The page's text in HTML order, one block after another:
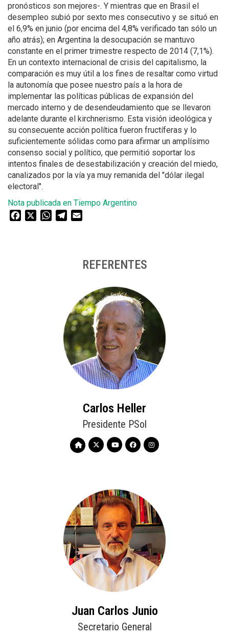
pronósticos son mejores-. Y mientras que en Brasil el
desempleo subió por sexto mes consecutivo y se situó en
el 6,9% en junio (por encima del 4,8% verificado tan sólo un
año atrás); en Argentina la desocupación se mantuvo
constante en el primer trimestre respecto de 2014 (7,1%).
En un contexto internacional de crisis del capitalismo, la
comparación es muy útil a los fines de resaltar como virtud
la autonomía que posee nuestro país a la hora de
implementar las políticas públicas de expansión del
mercado interno y de desendeudamiento que se llevaron
adelante durante el kirchnerismo. Esta visión ideológica y
su consecuente acción política fueron fructíferas y lo
suficientemente sólidas como para afirmar un amplísimo
consenso social y político, que permitió soportar los
intentos finales de desestabilización y creación del miedo,
canalizados por la vía ya muy remanida del "dólar ilegal
electoral".
Nota publicada en Tiempo Argentino
Facebook WhatsAppTelegram
REFERENTES
Carlos Heller
Presidente PSol
Juan Carlos Junio
Secretario General